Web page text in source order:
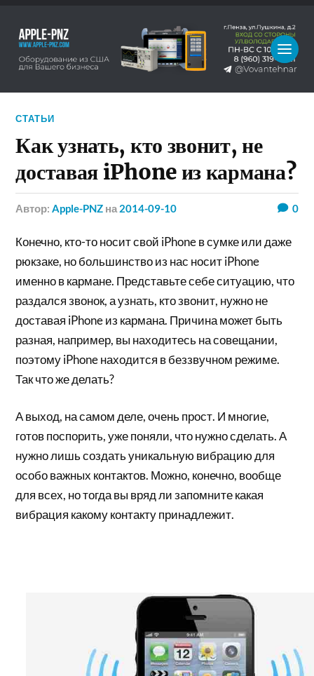
СТАТЬИ
Как узнать, кто звонит, не
доставая iPhone из кармана?
Автор:Apple-PNZ на 2014-09-10 0
Конечно, кто-то носит свой iPhone в сумке или даже
рюкзаке, но большинство из нас носит iPhone
именно в кармане. Представьте себе ситуацию, что
раздался звонок, а узнать, кто звонит, нужно не
доставая iPhone из кармана. Причина может быть
разная, например, вы находитесь на совещании,
поэтому iPhone находится в беззвучном режиме.
Так что же делать?
А выход, на самом деле, очень прост. И многие,
готов поспорить, уже поняли, что нужно сделать. А
нужно лишь создать уникальную вибрацию для
особо важных контактов. Можно, конечно, вообще
для всех, но тогда вы вряд ли запомните какая
вибрация какому контакту принадлежит.